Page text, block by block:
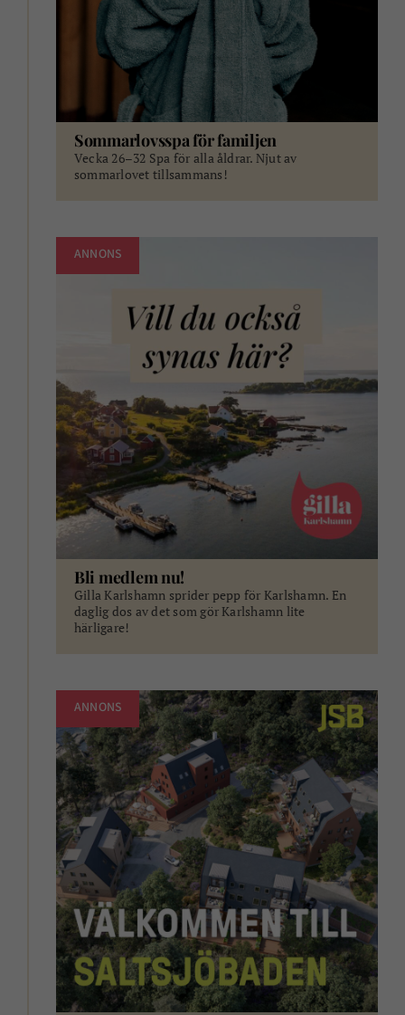
Sommarlovsspa för familjen
Vecka 26–32 Spa för alla åldrar. Njut av
sommarlovet tillsammans!
ANNONS
Bli medlem nu!
Gilla Karlshamn sprider pepp för Karlshamn. En
daglig dos av det som gör Karlshamn lite
härligare!
ANNONS